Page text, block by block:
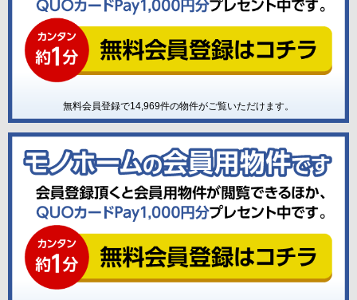
無料会員登録で14,969件の物件がご覧いただけます。